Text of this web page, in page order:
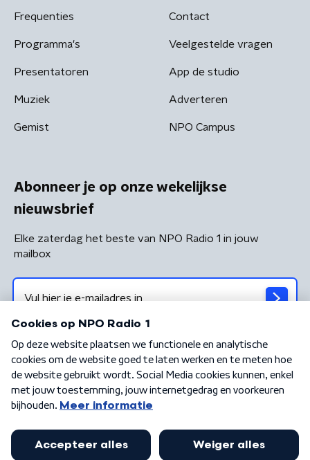
Frequenties
Programma's
Presentatoren
Muziek
Gemist
Contact
Veelgestelde vragen
App de studio
Adverteren
NPO Campus
Abonneer je op onze wekelijkse
nieuwsbrief
Elke zaterdag het beste van NPO Radio 1 in jouw
mailbox
Algemene voorwaarden